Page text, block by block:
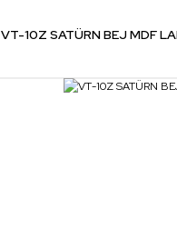
VT-10Z SATÜRN BEJ MDF